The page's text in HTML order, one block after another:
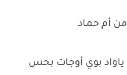
أم حماد
بوي أوجات بحس